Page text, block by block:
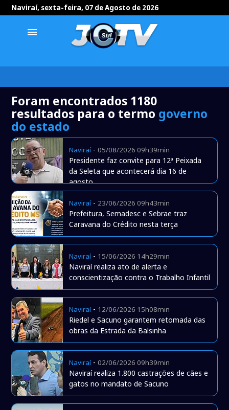
Naviraí, sexta-feira, 07 de Agosto de 2026
menu
Foram encontrados 1180
resultados para o termo governo
do estado
Naviraí-05/08/2026 09h39min
Presidente faz convite para 12ª Peixada
da Seleta que acontecerá dia 16 de
agosto
Naviraí- 23/06/2026 09h43min
Prefeitura, Semadesc e Sebrae traz
Caravana do Crédito nesta terça
Naviraí- 15/06/2026 14h29min
Naviraí realiza ato de alerta e
conscientização contra o Trabalho Infantil
Naviraí- 12/06/2026 15h08min
Riedel e Sacuno garantem retomada das
obras da Estrada da Balsinha
Naviraí-02/06/2026 09h39min
Naviraí realiza 1.800 castrações de cães e
gatos no mandato de Sacuno